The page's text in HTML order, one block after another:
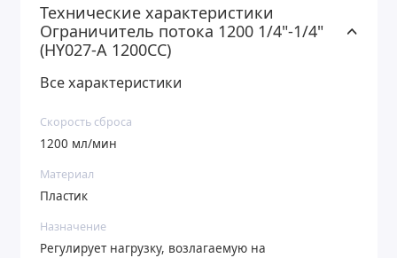
Технические характеристики
Ограничитель потока 1200 1/4"-1/4"
(HY027-A 1200CC)
Все характеристики
Скорость сброса
1200 мл/мин
Материал
Пластик
Назначение
Регулирует нагрузку, возлагаемую на